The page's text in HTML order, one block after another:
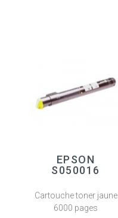
EPSON
S050016
Cartouche toner jaune
6000 pages